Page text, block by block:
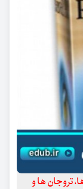
تروجان ها و